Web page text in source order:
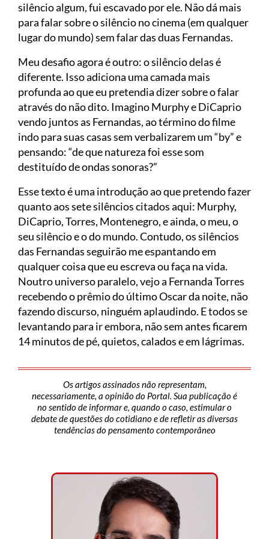
silêncio algum, fui escavado por ele. Não dá mais
para falar sobre o silêncio no cinema (em qualquer
lugar do mundo) sem falar das duas Fernandas.
Meu desafio agora é outro: o silêncio delas é
diferente. Isso adiciona uma camada mais
profunda ao que eu pretendia dizer sobre o falar
através do não dito. Imagino Murphy e DiCaprio
vendo juntos as Fernandas, ao término do filme
indo para suas casas sem verbalizarem um “by” e
pensando: “de que natureza foi esse som
destituído de ondas sonoras?”
Esse texto é uma introdução ao que pretendo fazer
quanto aos sete silêncios citados aqui: Murphy,
DiCaprio, Torres, Montenegro, e ainda, o meu, o
seu silêncio e o do mundo. Contudo, os silêncios
das Fernandas seguirão me espantando em
qualquer coisa que eu escreva ou faça na vida.
Noutro universo paralelo, vejo a Fernanda Torres
recebendo o prêmio do último Oscar da noite, não
fazendo discurso, ninguém aplaudindo. E todos se
levantando para ir embora, não sem antes ficarem
14 minutos de pé, quietos, calados e em lágrimas.
Os artigos assinados não representam,
necessariamente, a opinião do Portal. Sua publicação é
no sentido de informar e, quando o caso, estimular o
debate de questões do cotidiano e de refletir as diversas
tendências do pensamento contemporâneo